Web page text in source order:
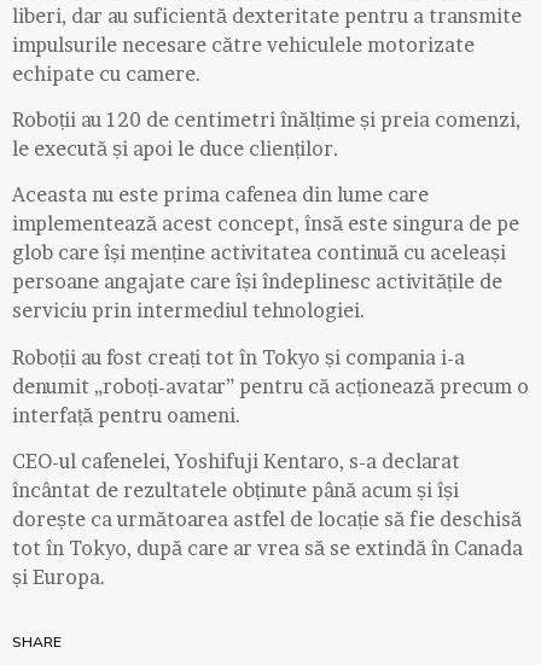
liberi, dar au suficientă dexteritate pentru a transmite
impulsurile necesare către vehiculele motorizate
echipate cu camere.
Roboții au 120 de centimetri înălțime și preia comenzi,
le execută și apoi le duce clienților.
Aceasta nu este prima cafenea din lume care
implementează acest concept, însă este singura de pe
glob care își menține activitatea continuă cu aceleași
persoane angajate care își îndeplinesc activitățile de
serviciu prin intermediul tehnologiei.
Roboții au fost creați tot în Tokyo și compania i-a
denumit „roboți-avatar” pentru că acționează precum o
interfață pentru oameni.
CEO-ul cafenelei, Yoshifuji Kentaro, s-a declarat
încântat de rezultatele obținute până acum și își
dorește ca următoarea astfel de locație să fie deschisă
tot în Tokyo, după care ar vrea să se extindă în Canada
și Europa.
SHARE